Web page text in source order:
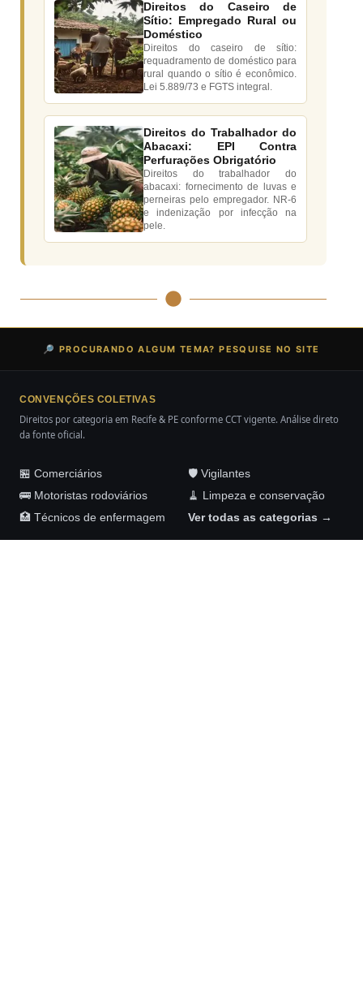
Direitos do Caseiro de
Sítio: Empregado Rural ou
Doméstico
Direitos do caseiro de sítio:
requadramento de doméstico para
rural quando o sítio é econômico.
Lei 5.889/73 e FGTS integral.
Direitos do Trabalhador do
Abacaxi: EPI Contra
Perfurações Obrigatório
Direitos do trabalhador do
abacaxi: fornecimento de luvas e
perneiras pelo empregador. NR-6
e indenização por infecção na
pele.
🔎 PROCURANDO ALGUM TEMA? PESQUISE NO SITE
CONVENÇÕES COLETIVAS
Direitos por categoria em Recife & PE conforme CCT vigente. Análise direto
da fonte oficial.
🏪 Comerciários
🛡️ Vigilantes
🚌 Motoristas rodoviários
🧹 Limpeza e conservação
🏥 Técnicos de enfermagem
Ver todas as categorias →